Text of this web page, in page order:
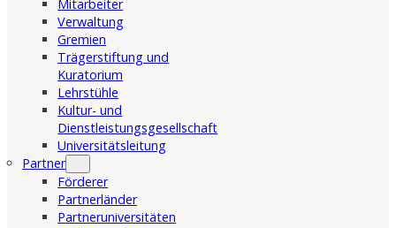
Mitarbeiter
Verwaltung
Gremien
Trägerstiftung und
Kuratorium
Lehrstühle
Kultur- und
Dienstleistungsgesellschaft
Universitätsleitung
Partner
Förderer
Partnerländer
Partneruniversitäten